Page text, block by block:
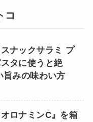
コ
ナックサラミ プ
タに使うと絶
旨みの味わい方
ロナミンC』を箱